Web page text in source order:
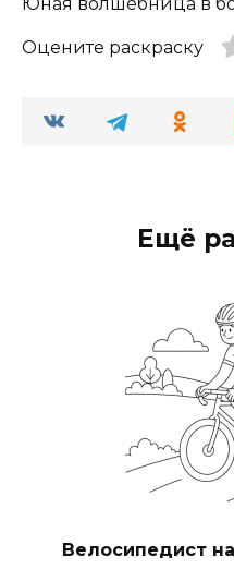
Оцените раскраску
Ещё
Велосипедист